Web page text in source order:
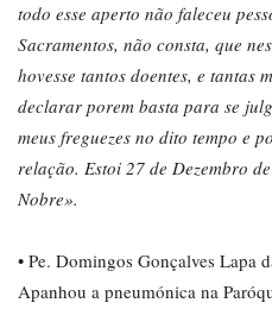
todo esse aperto não faleceu
Sacramentos, não consta, que
hovesse tantos doentes, e tantas
declarar porem basta para se
meus freguezes no dito tempo e
relação. Estoi 27 de Dezembro
Nobre».
• Pe. Domingos Gonçalves Lapa
Apanhou a pneumónica na